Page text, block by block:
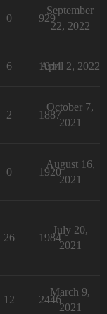
0 929
September
22, 2022
6 1844
April 2, 2022
2 1887
October 7,
2021
0 1920
August 16,
2021
26 1984
July 20,
2021
12 2446
March 9,
2021